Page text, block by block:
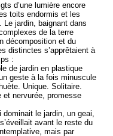
d’une lumière encore
toits endormis et les
jardin, baignant dans
de la terre
décomposition et du
distinctes s’apprêtaient à
:
de jardin en plastique
geste à la fois minuscule
Unique. Solitaire.
et nervurée, promesse
le jardin, un geai,
avant le reste du
mais par